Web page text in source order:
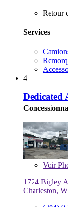
Retour
Services
4
Dedicated
Voir
1724 Bigley
Charleston,